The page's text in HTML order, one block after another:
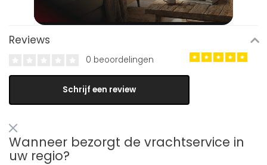
Reviews
0 beoordelingen
Schrijf een review
Wanneer bezorgt de vrachtservice in
uw regio?